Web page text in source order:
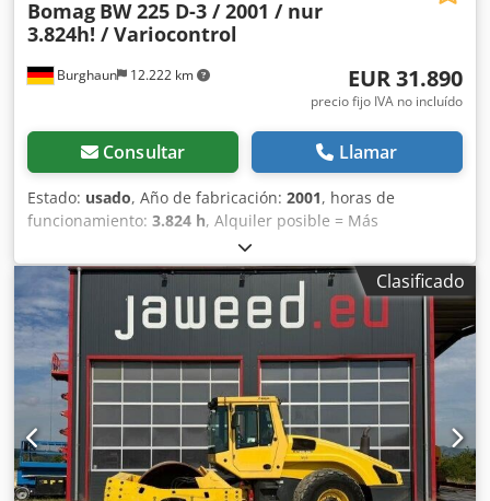
recursos útiles para todos los propietarios y operadores de
equipos, fácilmente accesibles en nuestra plataforma.
Burghaun 12.222 km
Bomag BW 225 D-3 / 2001 / nur
3.824h! / Variocontrol
EUR 31.890
precio fijo IVA no incluído
Consultar Llamar
Estado: usado, Año de fabricación: 2001, horas de
funcionamiento: 3.824 h, Alquiler posible = Más
información = Dedpfxszpdhzs Anujck Póngase en contacto
con Tobias Ebert para obtener más información.
Clasificado